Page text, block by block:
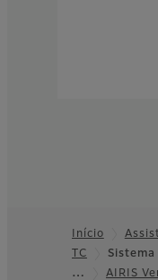
Footer
Início
TC
Sistema
…
AIRIS